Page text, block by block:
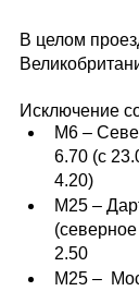
В целом
Исключение
M6 –
6.70 (с
4.20)
M25 –
2.50
M25 –